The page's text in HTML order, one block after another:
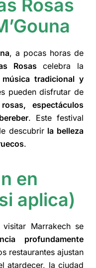
Rosas
, a pocas horas de
Rosascelebra la
tradicional y
pueden disfrutar de
espectáculos
. Este festival
descubrir la belleza
.
en
aplica)
Marrakech se
profundamente
restaurantes ajustan
atardecer, la ciudad